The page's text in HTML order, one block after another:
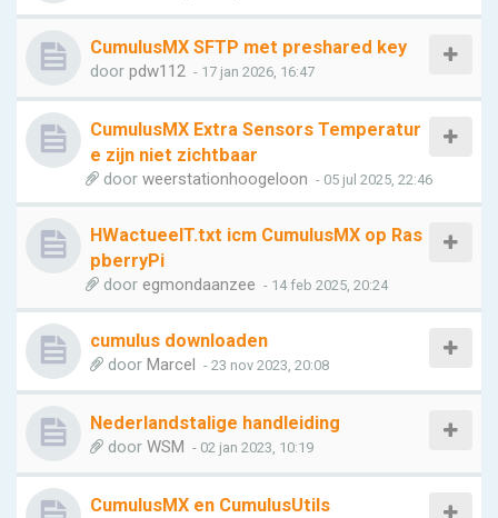
CumulusMX SFTP met preshared key
door pdw112 - 17 jan 2026, 16:47
CumulusMX Extra Sensors Temperatur
e zijn niet zichtbaar
door weerstationhoogeloon - 05 jul 2025, 22:46
HWactueelT.txt icm CumulusMX op Ras
pberryPi
door egmondaanzee - 14 feb 2025, 20:24
cumulus downloaden
door Marcel - 23 nov 2023, 20:08
Nederlandstalige handleiding
door WSM - 02 jan 2023, 10:19
CumulusMX en CumulusUtils